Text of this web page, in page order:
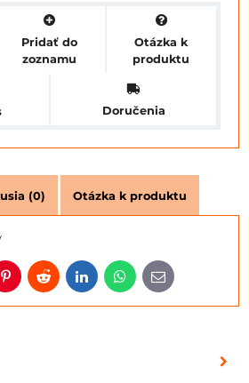
Pridať do
zoznamu
Otázka k
produktu
Doručenia
(0) Otázka k produktu
PinterestRedditLinkedInWhatsApp
E-
mail